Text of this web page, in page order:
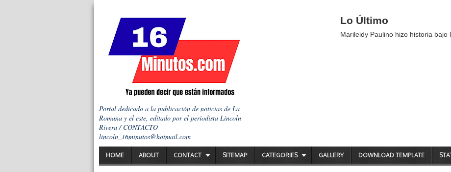
Portal dedicado a la publicación de noticias de La
Romana y el este, editado por el periodista Lincoln
Rivera / CONTACTO
lincoln_16minutos@hotmail.com
Lo Último
Marileidy Paulino hizo historia bajo
HOME ABOUT CONTACT SITEMAP CATEGORIES GALLERY DOWNLOAD TEMPLATE